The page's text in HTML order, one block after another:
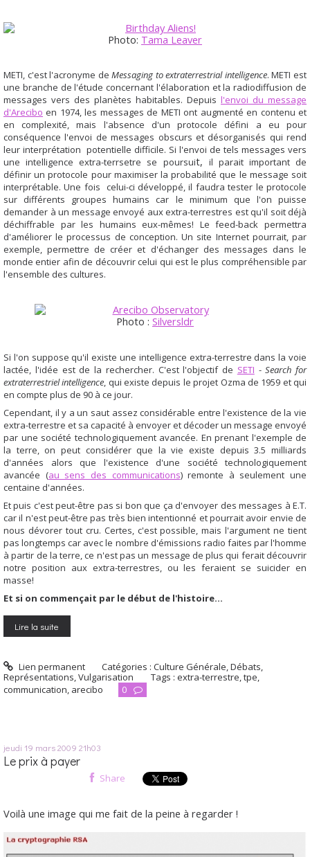
Photo: Tama Leaver
METI, c'est l'acronyme deMessaging to extraterrestrial intelligence. METI est
une branche de l'étude concernant l'élaboration et la radiodiffusion de
messages vers des planètes habitables. Depuis l'envoi du message
d'Arecibo en 1974, les messages de METI ont augmenté en contenu et
en complexité, mais l'absence d'un protocole défini a eu pour
conséquence l'envoi de messages obscurs et désorganisés qui rend
leur interprétation potentielle difficile. Si l'envoi de tels messages vers
une intelligence extra-terrsetre se poursuit, il parait important de
définir un protocole pour maximiser la probabilité que le message soit
interprétable. Une fois celui-ci développé, il faudra tester le protocole
sur différents groupes humains car le minimum que l'on puisse
demander à un message envoyé aux extra-terrestres est qu'il soit déjà
déchiffrable par les humains eux-mêmes! Le feed-back permettra
d'améliorer le processus de conception. Un site Internet pourrait, par
exemple, permettre de créer et d'échanger des messages dans le
monde entier afin de découvrir celui qui est le plus compréhensible par
l'ensemble des cultures.
Photo : Silversldr
Si l'on suppose qu'il existe une intelligence extra-terrestre dans la voie
lactée, l'idée est de la rechercher. C'est l'objectif de SETI -Search for
extraterrestriel intelligence , qui existe depuis le projet Ozma de 1959 et qui
en compte plus de 90 à ce jour.
Cependant, il y a un saut assez considérable entre l'existence de la vie
extra-terrestre et sa capacité à envoyer et décoder un message envoyé
par une société technologiquement avancée. En prenant l'exemple de
la terre, on peut considérer que la vie existe depuis 3.5 milliards
d'années alors que l'existence d'une société technologiquement
avancée (au sens des communications) remonte à seulement une
centaine d'années.
Et puis c'est peut-être pas si bon que ça d'envoyer des messages à E.T.
car il n'est peut-être pas très bien intentionné et pourrait avoir envie de
nous dévorer tout cru. Certes, c'est possible, mais l'argument ne tient
pas longtemps car avec le nombre d'émissions radio faites par l'homme
à partir de la terre, ce n'est pas un message de plus qui ferait découvrir
notre position aux extra-terrestres, ou les feraient se suicider en
masse!
Et si on commençait par le début de l'histoire...
Lire la suite
Lien permanent Catégories :Culture Générale,Débats,
Représentations,Vulgarisation Tags : extra-terrestre,tpe,
communication, arecibo 0
jeudi 19 mars 2009 21h03
Le prix à payer
Share
Voilà une image qui me fait de la peine à regarder !